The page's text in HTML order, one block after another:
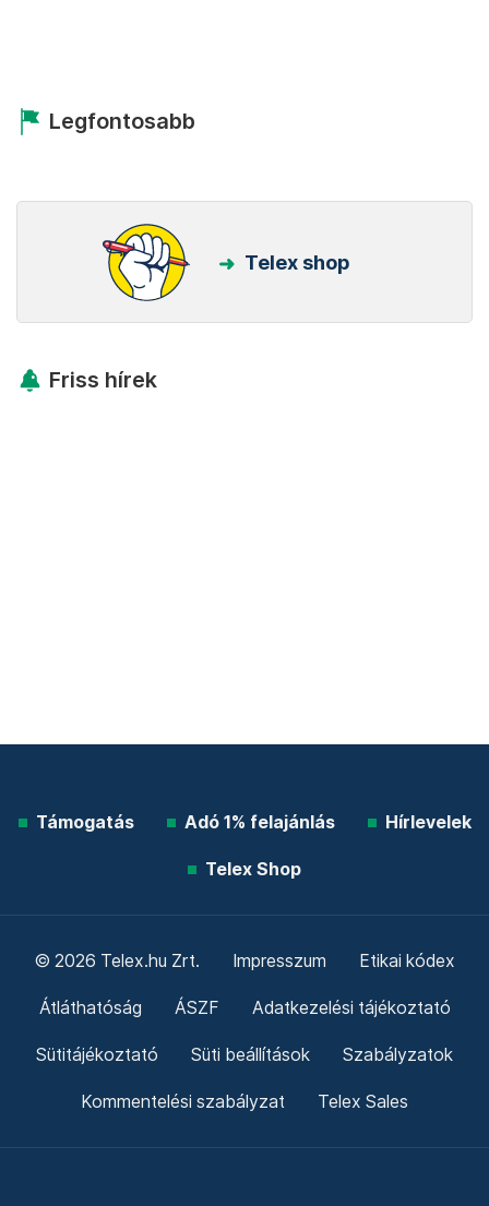
Legfontosabb
Telex shop
Friss hírek
Támogatás Adó 1% felajánlás Hírlevelek
Telex Shop
© 2026 Telex.hu Zrt. Impresszum Etikai kódex
Átláthatóság ÁSZF Adatkezelési tájékoztató
Sütitájékoztató Süti beállítások Szabályzatok
Kommentelési szabályzat Telex Sales